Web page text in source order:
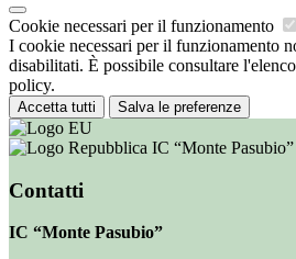
Cookie necessari per il funzionamento
I cookie necessari per il funzionamento
disabilitati. È possibile consultare
policy.
Accetta tutti Salva le preferenze
IC “Monte Pasubio”
Contatti
IC “Monte Pasubio”